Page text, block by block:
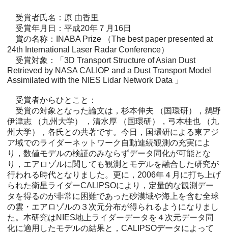
受賞者氏名：原 由香里
受賞年月日：平成20年７月16日
賞の名称：INABA Prize （The best paper presented at
24th International Laser Radar Conference）
受賞対象：「3D Transport Structure of Asian Dust
Retrieved by NASA CALIOP and a Dust Transport Model
Assimilated with the NIES Lidar Network Data 」
受賞者からひとこと：
受賞の対象となった論文は，杉本伸夫 （国環研），鵜野
伊津志 （九州大学） ，清水厚 （国環研），弓本桂也 （九
州大学），各氏との共著です。今日，国環研による東アジ
ア域でのライダーネットワーク自動連続観測の充実によ
り，数値モデルの検証のみならずデータ同化が可能とな
り，エアロゾルに関しても観測とモデルを融合した研究が
行われる時代となりました。更に，2006年４月に打ち上げ
られた衛星ライダーCALIPSOにより，定量的な観測デー
タを得るのが非常に困難であった砂漠域や海上を含む全球
の雲・エアロゾルの３次元分布が得られるようになりまし
た。本研究はNIES地上ライダーデータを４次元データ同
化に適用したモデルの結果と，CALIPSOデータによって